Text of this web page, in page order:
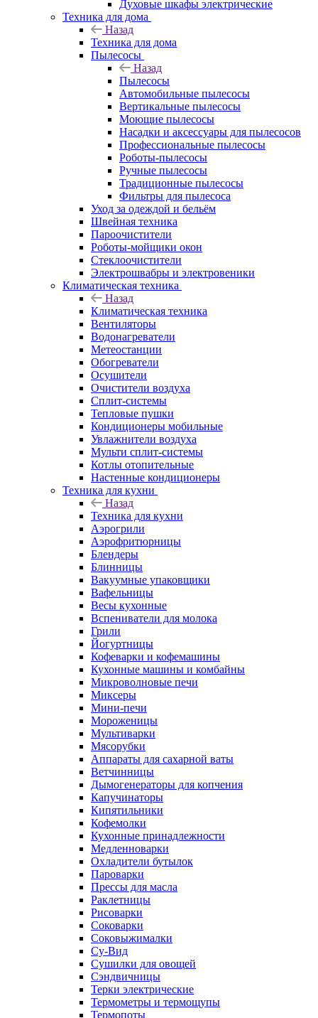
Духовые шкафы электрические
Техника для дома
Назад
Техника для дома
Пылесосы
Назад
Пылесосы
Автомобильные пылесосы
Вертикальные пылесосы
Моющие пылесосы
Насадки и аксессуары для пылесосов
Профессиональные пылесосы
Роботы-пылесосы
Ручные пылесосы
Традиционные пылесосы
Фильтры для пылесоса
Уход за одеждой и бельём
Швейная техника
Пароочистители
Роботы-мойщики окон
Стеклоочистители
Электрошвабры и электровеники
Климатическая техника
Назад
Климатическая техника
Вентиляторы
Водонагреватели
Метеостанции
Обогреватели
Осушители
Очистители воздуха
Сплит-системы
Тепловые пушки
Кондиционеры мобильные
Увлажнители воздуха
Мульти сплит-системы
Котлы отопительные
Настенные кондиционеры
Техника для кухни
Назад
Техника для кухни
Аэрогрили
Аэрофритюрницы
Блендеры
Блинницы
Вакуумные упаковщики
Вафельницы
Весы кухонные
Вспениватели для молока
Грили
Йогуртницы
Кофеварки и кофемашины
Кухонные машины и комбайны
Микроволновые печи
Миксеры
Мини-печи
Мороженицы
Мультиварки
Мясорубки
Аппараты для сахарной ваты
Ветчинницы
Дымогенераторы для копчения
Капучинаторы
Кипятильники
Кофемолки
Кухонные принадлежности
Медленноварки
Охладители бутылок
Пароварки
Прессы для масла
Раклетницы
Рисоварки
Соковарки
Соковыжималки
Су-Вид
Сушилки для овощей
Сэндвичницы
Терки электрические
Термометры и термощупы
Термопоты